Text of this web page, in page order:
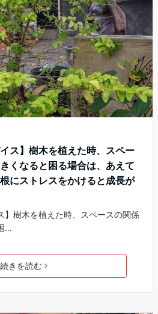
ス】樹木を植えた時、スペー
くなると困る場合は、あえて
にストレスをかけると成長が
】樹木を植えた時、スペースの関係
…
続きを読む